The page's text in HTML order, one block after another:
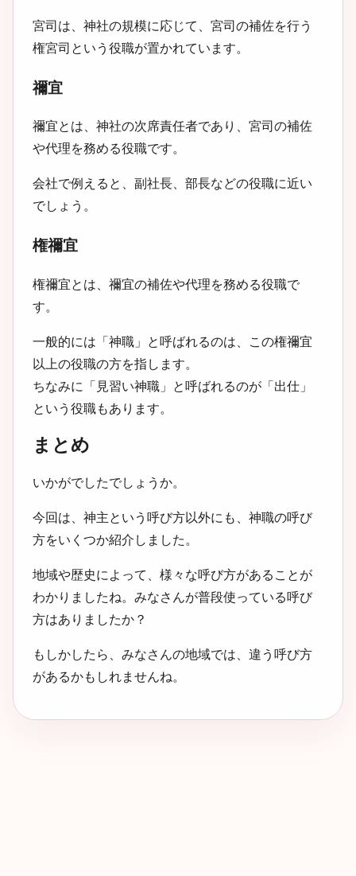
宮司は、神社の規模に応じて、宮司の補佐を行う
権宮司という役職が置かれています。
禰宜
禰宜とは、神社の次席責任者であり、宮司の補佐
や代理を務める役職です。
会社で例えると、副社長、部長などの役職に近い
でしょう。
権禰宜
権禰宜とは、禰宜の補佐や代理を務める役職で
す。
一般的には「神職」と呼ばれるのは、この権禰宜
以上の役職の方を指します。
ちなみに「見習い神職」と呼ばれるのが「出仕」
という役職もあります。
まとめ
いかがでしたでしょうか。
今回は、神主という呼び方以外にも、神職の呼び
方をいくつか紹介しました。
地域や歴史によって、様々な呼び方があることが
わかりましたね。みなさんが普段使っている呼び
方はありましたか？
もしかしたら、みなさんの地域では、違う呼び方
があるかもしれませんね。